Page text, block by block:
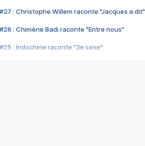
#27 : Christophe Willem raconte "Jacques a dit"
#26 : Chimène Badi raconte "Entre nous"
#25 : Indochine raconte "3e sexe"